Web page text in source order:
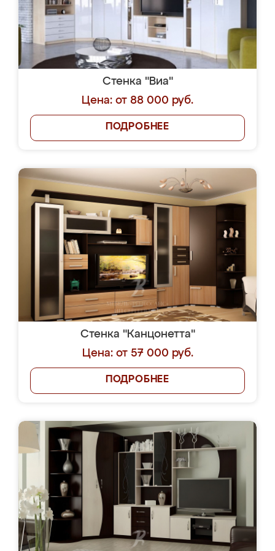
Стенка "Виа"
Цена: от 88 000 руб.
ПОДРОБНЕЕ
Стенка "Канцонетта"
Цена: от 57 000 руб.
ПОДРОБНЕЕ